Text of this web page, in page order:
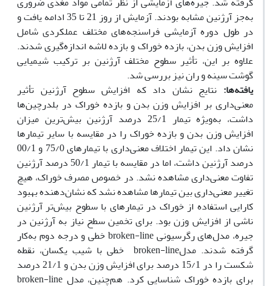
به‌جز آرژنین مشابه بودند. آزمایش از روز 21 تا 35 ادامه یافت و
در طول دوره آزمایشی فراسنجه‌های مختلف عملکردی شامل
افزایش وزن بدن، بازده خوراک و بازده لاشه اندازه‌گیری شدند.
علاوه بر این، تأثیر سطوح مختلف آرژنین بر ترکیب شیمیایی
گوشت سینه و ران نیز بررسی شد.
یافته‌ها: نتایج نشان داد که افزایش سطوح آرژنین تأثیر
معنی‌داری بر افزایش وزن بدن و بازده خوراک در بلدرچین‌ها
داشت، به‌ویژه تیمار 25/1 درصد آرژنین بیش‌ترین میزان
افزایش وزن بدن و بازده خوراک را در مقایسه با سایر تیمارها
نشان داد. این تیمار اختلاف معنی‌داری با تیمارهای 75/0 و 00/1
درصد آرژنین داشت، اما در مقایسه با تیمار 50/1 درصد آرژنین
تفاوت معنی‌داری مشاهده نشد. در خصوص مصرف خوراک، هیچ
تغییر معنی‌داری بین تیمارها مشاهده نشد که نشان‌دهنده بهبود
کارایی استفاده از خوراک در تیمارهای با سطوح بیش‌تر آرژنین
ناشی از افزایش وزن بود. برای تخمین سطح نیاز به آرژنین در
جیره، مدل‌های رگرسیونی broken-line خطی و درجه دوم به‌کار
گرفته شدند. مدلbroken-line خطی با شیب یکسان، نقطه
شکست را در 15/1 درصد برای افزایش وزن بدن و 21/1 درصد
برای بازده خوراک شناسایی کرد. هم‌چنین، مدل broken-line